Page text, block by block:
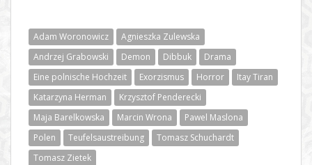
Adam Woronowicz
Agnieszka Zulewska
Andrzej Grabowski
Demon Dibbuk
Drama
Eine polnische Hochzeit
Exorzismus Horror
Itay Tiran
Katarzyna Herman
Krzysztof Penderecki
Maja Barelkowska
Marcin Wrona
Pawel Maslona
Polen
Teufelsaustreibung
Tomasz Schuchardt
Tomasz Zietek